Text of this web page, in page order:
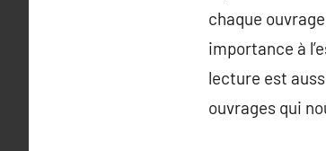
chaque
importance à
lecture est
ouvrages qui